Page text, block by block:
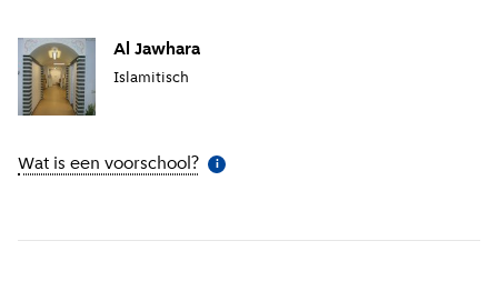
Al Jawhara
Islamitisch
Wat is een voorschool? Meer informatie
i